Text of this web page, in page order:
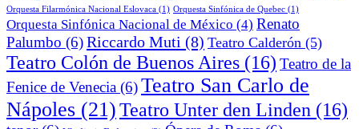
Orquesta Filarmónica Nacional Eslovaca (1) Orquesta Sinfónica de Quebec (1)
Orquesta Sinfónica Nacional de México (4) Renato
Palumbo (6)Riccardo Muti (8) Teatro Calderón (5)
Teatro Colón de Buenos Aires (16) Teatro de la
Fenice de Venecia (6)Teatro San Carlo de
Nápoles (21)Teatro Unter den Linden (16)